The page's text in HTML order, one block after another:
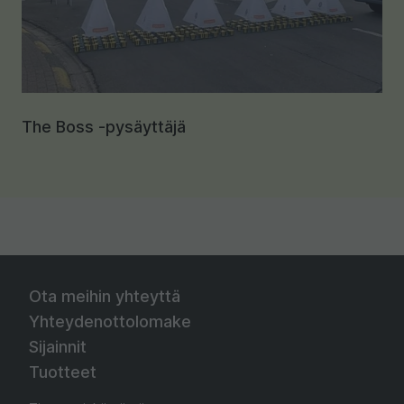
The Boss -pysäyttäjä
Ota meihin yhteyttä
Yhteydenottolomake
Sijainnit
Tuotteet